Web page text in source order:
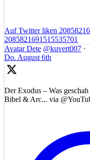
Auf Twitter liken
2085821691515535701
Avatar Dete @kuvert007 ·
Do. August 6th
Der Exodus – Was
Bibel & Arc... via